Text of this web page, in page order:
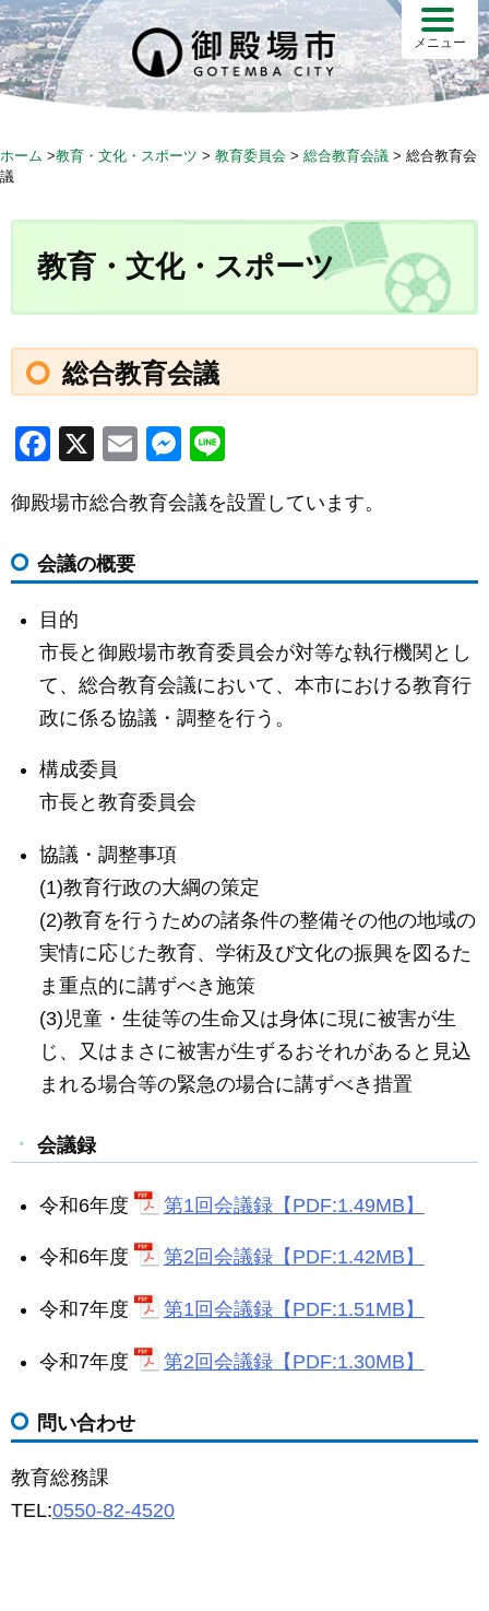
S
k
i
p
c
メニュー
ホーム >教育・文化・スポーツ > 教育委員会 > 総合教育会議 > 総合教育会
議
教育・文化・スポーツ
総合教育会議
F
c
e
b
o
o
k
X
E
ail
M
ss
n
er
e
御殿場市総合教育会議を設置しています。
会議の概要
目的
市長と御殿場市教育委員会が対等な執行機関とし
て、総合教育会議において、本市における教育行
政に係る協議・調整を行う。
構成委員
市長と教育委員会
協議・調整事項
(1)教育行政の大綱の策定
(2)教育を行うための諸条件の整備その他の地域の
実情に応じた教育、学術及び文化の振興を図るた
ま重点的に講ずべき施策
(3)児童・生徒等の生命又は身体に現に被害が生
じ、又はまさに被害が生ずるおそれがあると見込
まれる場合等の緊急の場合に講ずべき措置
会議録
令和6年度 第1回会議録【PDF:1.49MB】
令和6年度 第2回会議録【PDF:1.42MB】
令和7年度 第1回会議録【PDF:1.51MB】
令和7年度 第2回会議録【PDF:1.30MB】
問い合わせ
教育総務課
TEL:0550-82-4520